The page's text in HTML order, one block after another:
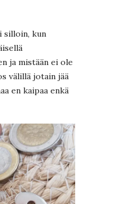
silloin, kun
ja mistään ei ole
välillä jotain jää
en kaipaa enkä